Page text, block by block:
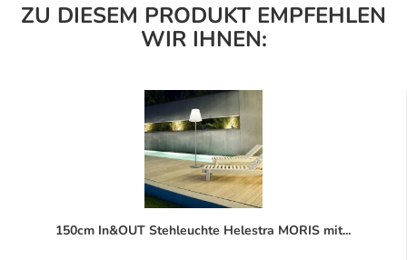
ZU DIESEM PRODUKT EMPFEHLEN
WIR IHNEN:
150cm In&OUT Stehleuchte Helestra MORIS mit...